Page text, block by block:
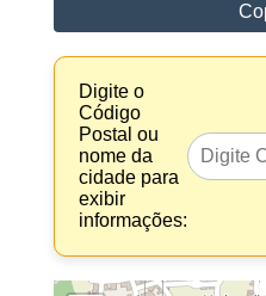
Digite o
Código
Postal ou
nome da
cidade para
exibir
informações: